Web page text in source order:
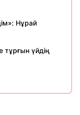
Нұрай
тұрғын үйдің